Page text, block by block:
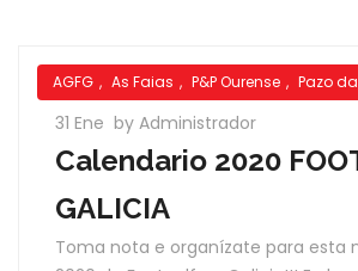
AGFG , As Faias , P&P Ourense , Pazo
31 Ene by Administrador
Calendario 2020
GALICIA
Toma nota e organízate para esta